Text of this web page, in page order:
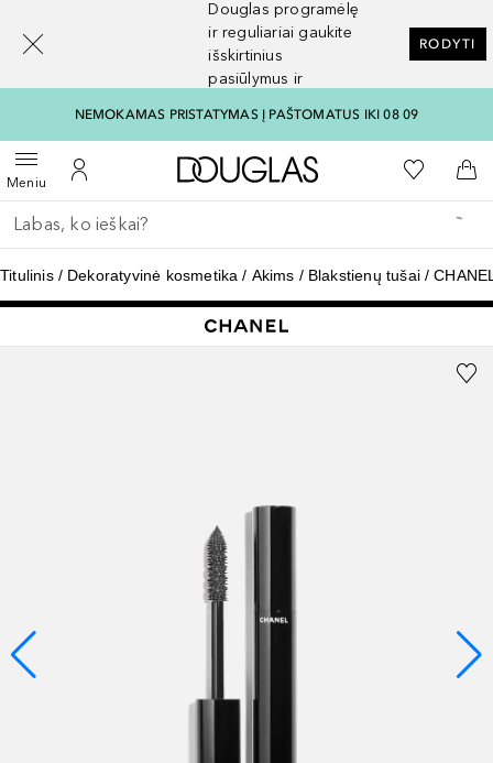
Douglas programėlę
ir reguliariai gaukite
išskirtinius
pasiūlymus ir
RODYTI
NEMOKAMAS PRISTATYMAS Į PAŠTOMATUS IKI 08 09
MeniuAtidaryti meniuĮ mano paskyrą
Į Douglas pagrindinį
Į mano
Į
Grįžk atgal
Vykdykite paiešką
Titulinis Dekoratyvinė kosmetika Akims Blakstienų tušai
[navigation.slideout.screenreader]